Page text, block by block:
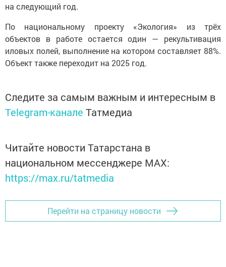
на следующий год.
По национальному проекту «Экология» из трёх
объектов в работе остается один — рекультивация
иловых полей, выполнение на котором составляет 88%.
Объект также переходит на 2025 год.
Следите за самым важным и интересным в
Telegram-канале Татмедиа
Читайте новости Татарстана в
национальном мессенджере MАХ:
https://max.ru/tatmedia
Перейти на страницу новости